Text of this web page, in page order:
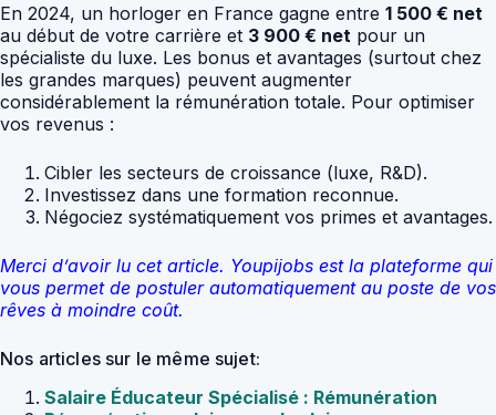
En 2024, un horloger en France gagne entre 1 500 € net
au début de votre carrière et 3 900 € net pour un
spécialiste du luxe. Les bonus et avantages (surtout chez
les grandes marques) peuvent augmenter
considérablement la rémunération totale. Pour optimiser
vos revenus :
Cibler les secteurs de croissance (luxe, R&D).
Investissez dans une formation reconnue.
Négociez systématiquement vos primes et avantages.
Merci d’avoir lu cet article. Youpijobs est la plateforme qui
vous permet de postuler automatiquement au poste de vos
rêves à moindre coût.
Nos articles sur le même sujet:
Salaire Éducateur Spécialisé : Rémunération